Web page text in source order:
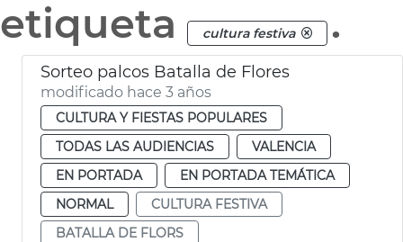
etiqueta
cultura festiva .
Sorteo palcos Batalla de Flores
modificado hace 3 años
CULTURA Y FIESTAS POPULARES
TODAS LAS AUDIENCIAS
VALENCIA
EN PORTADA
EN PORTADA TEMÁTICA
NORMAL
CULTURA FESTIVA
BATALLA DE FLORS